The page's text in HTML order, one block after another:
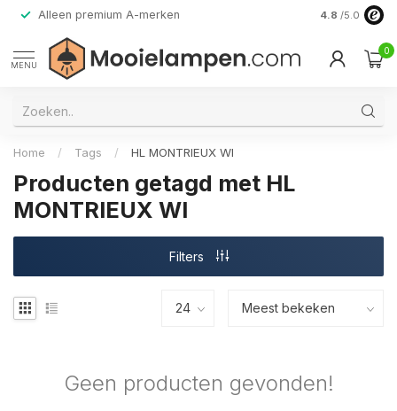
Alleen premium A-merken 4.8 /5.0
MENU
0
Home / Tags / HL MONTRIEUX WI
Producten getagd met HL
MONTRIEUX WI
Filters
Geen producten gevonden!